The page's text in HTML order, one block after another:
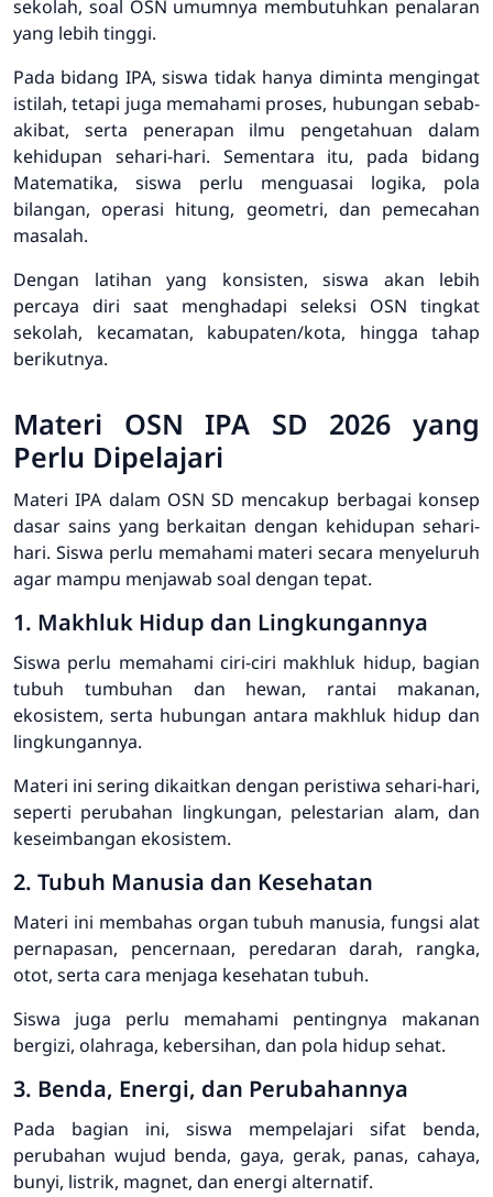
sekolah, soal OSN umumnya membutuhkan penalaran
yang lebih tinggi.
Pada bidang IPA, siswa tidak hanya diminta mengingat
istilah, tetapi juga memahami proses, hubungan sebab-
akibat, serta penerapan ilmu pengetahuan dalam
kehidupan sehari-hari. Sementara itu, pada bidang
Matematika, siswa perlu menguasai logika, pola
bilangan, operasi hitung, geometri, dan pemecahan
masalah.
Dengan latihan yang konsisten, siswa akan lebih
percaya diri saat menghadapi seleksi OSN tingkat
sekolah, kecamatan, kabupaten/kota, hingga tahap
berikutnya.
Materi OSN IPA SD 2026 yang
Perlu Dipelajari
Materi IPA dalam OSN SD mencakup berbagai konsep
dasar sains yang berkaitan dengan kehidupan sehari-
hari. Siswa perlu memahami materi secara menyeluruh
agar mampu menjawab soal dengan tepat.
1. Makhluk Hidup dan Lingkungannya
Siswa perlu memahami ciri-ciri makhluk hidup, bagian
tubuh tumbuhan dan hewan, rantai makanan,
ekosistem, serta hubungan antara makhluk hidup dan
lingkungannya.
Materi ini sering dikaitkan dengan peristiwa sehari-hari,
seperti perubahan lingkungan, pelestarian alam, dan
keseimbangan ekosistem.
2. Tubuh Manusia dan Kesehatan
Materi ini membahas organ tubuh manusia, fungsi alat
pernapasan, pencernaan, peredaran darah, rangka,
otot, serta cara menjaga kesehatan tubuh.
Siswa juga perlu memahami pentingnya makanan
bergizi, olahraga, kebersihan, dan pola hidup sehat.
3. Benda, Energi, dan Perubahannya
Pada bagian ini, siswa mempelajari sifat benda,
perubahan wujud benda, gaya, gerak, panas, cahaya,
bunyi, listrik, magnet, dan energi alternatif.